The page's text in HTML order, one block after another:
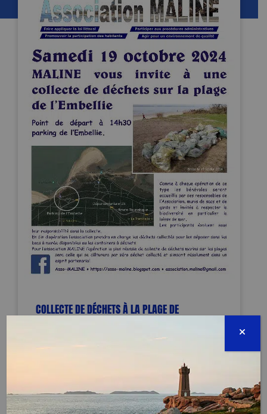
COLLECTE DE DÉCHETS À LA PLAGE DE
L’EMBELLIE – LA TREMBLADE (17)
TERMINÉE
Route départementale 25 - parking
de l'Embellie La Tremblade
17390 La Tremblade